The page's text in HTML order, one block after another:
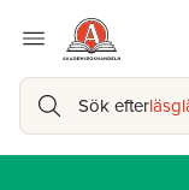
Sök efter